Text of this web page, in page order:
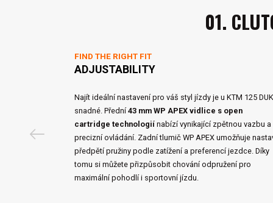
01.
FIND THE RIGHT FIT
ADJUSTABILITY
Najít ideální nastavení pro váš styl jízdy je u KTM 125
snadné. Přední43 mm WP APEX vidlice s open
cartridge technologií nabízí vynikající zpětnou vazbu a
precizní ovládání. Zadní tlumič WP APEX umožňuje
předpětí pružiny podle zatížení a preferencí jezdce. Díky
tomu si můžete přizpůsobit chování odpružení pro
maximální pohodlí i sportovní jízdu.